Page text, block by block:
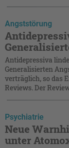
Angststörung
Antidepressiva
Generalisierten
verträglich, so das
Reviews. Der
Psychiatrie
Neue
unter